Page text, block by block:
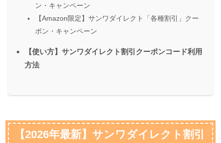
ン・キャンペーン
【Amazon限定】サンワダイレクト「各種割引」クー
ポン・キャンペーン
【使い方】サンワダイレクト割引クーポンコード利用
方法
【2026年最新】サンワダイレクト割引